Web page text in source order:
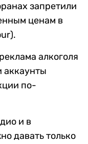
запретили
ценам в
алкоголя
аккаунты
по-
и в
давать только